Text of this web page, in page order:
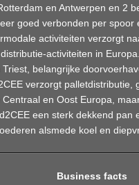
en Antwerpen en 2
goed verbonden per spoor
activiteiten verzorgt
activiteiten in
belangrijke
verzorgt palletdistributie,
en Oost Europa,
een sterk dekkend pan
alsmede koel en
Business facts